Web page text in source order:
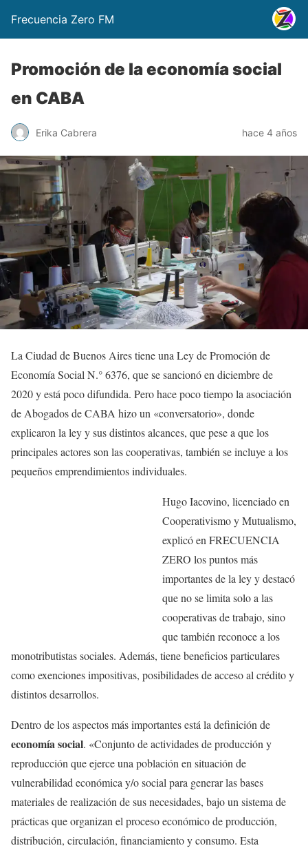
Frecuencia Zero FM
Promoción de la economía social
en CABA
Erika Cabrera hace 4 años
La Ciudad de Buenos Aires tiene una Ley de Promoción de
Economía Social N.° 6376, que se sancionó en diciembre de
2020 y está poco difundida. Pero hace poco tiempo la asociación
de Abogados de CABA hizo un «conversatorio», donde
explicaron la ley y sus distintos alcances, que pese a que los
principales actores son las cooperativas, también se incluye a los
pequeños emprendimientos individuales.
Hugo Iacovino, licenciado en
Cooperativismo y Mutualismo,
explicó en FRECUENCIA
ZERO los puntos más
importantes de la ley y destacó
que no se limita solo a las
cooperativas de trabajo, sino
que también reconoce a los
monotributistas sociales. Además, tiene beneficios particulares
como exenciones impositivas, posibilidades de acceso al crédito y
distintos desarrollos.
Dentro de los aspectos más importantes está la definición de
economía social. «Conjunto de actividades de producción y
reproducción que ejerce una población en situación de
vulnerabilidad económica y/o social para generar las bases
materiales de realización de sus necesidades, bajo un sistema de
prácticas que organizan el proceso económico de producción,
distribución, circulación, financiamiento y consumo. Esta